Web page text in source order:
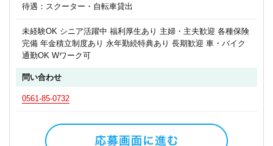
待遇：スクーター・自転車貸出
未経験OK シニア活躍中 福利厚生あり 主婦・主夫歓迎 各種保険
完備 年金積立制度あり 永年勤続特典あり 長期歓迎 車・バイク
通勤OK Wワーク可
問い合わせ
0561-85-0732